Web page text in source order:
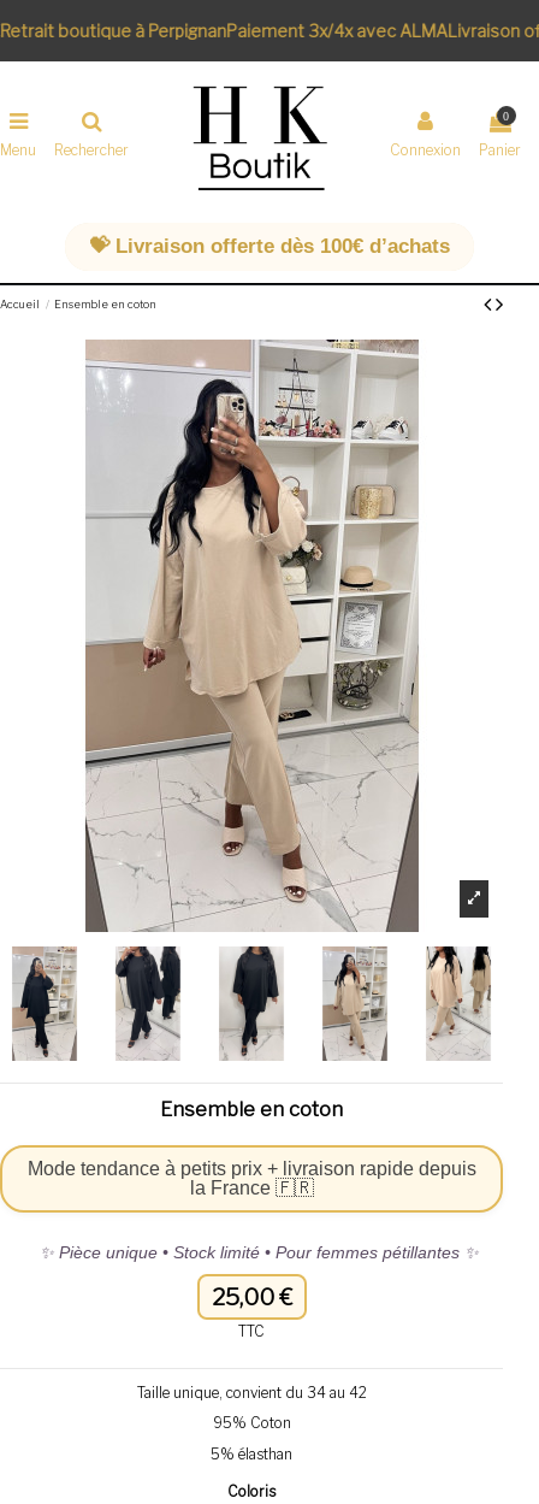
boutique à PerpignanPaiement 3x/4x avec ALMALivraison
Menu Rechercher Connexion
0
Panier
💝 Livraison offerte dès 100€ d’achats
Accueil Ensemble en coton
Ensemble en coton
Mode tendance à petits prix + livraison rapide depuis
la France 🇫🇷
✨ Pièce unique • Stock limité • Pour femmes pétillantes ✨
25,00 €
TTC
Taille unique, convient du 34 au 42
95% Coton
5% élasthan
Coloris